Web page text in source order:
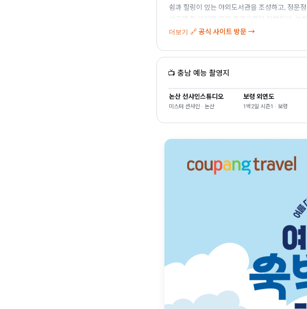
쉼과 힐링이 있는 야외도서관을 조성하고, 정문
설공연 등 다양한 문화 프로그램이 진행된다. 또
장소 과거사진 전시, 북큐레이션 전시 등 다채로
더보기 🔗 공식 사이트 방문 →
📺 충남 예능 촬영지
논산 선샤인스튜디오
미스터 션샤인 · 논산
보령 외연도
1박2일 시즌1 · 보령